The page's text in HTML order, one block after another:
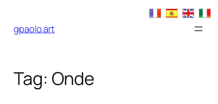
contenuto
gpaolo.art
Tag: Onde